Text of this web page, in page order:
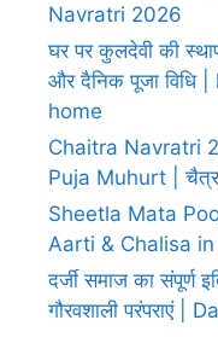
Navratri 2026
घर पर कुलदेवी की
और दैनिक पूजा
home
Chaitra Navratri
Puja Muhurt | चैत्र
Sheetla Mata
Aarti & Chalisa in
दर्जी समाज का संपूर्ण
गौरवशाली परंपराएं |